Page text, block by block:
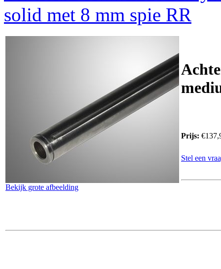
solid met 8 mm spie RR
Bekijk grote afbeelding
Prijs:
Stel een